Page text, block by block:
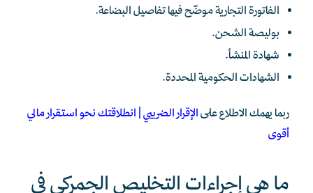
الفاتورة التجارية موضّح فيها تفاصيل البضاعة.
بوليصة الشحن.
شهادة المنشأ.
الشهادات الحكومية المحددة.
ربما يهمك الاطلاع علىالإقرار الضريبي | انطلاقتك نحو استقرار مالي
أقوى
ما هي إجراءات التخليص الجمركي في